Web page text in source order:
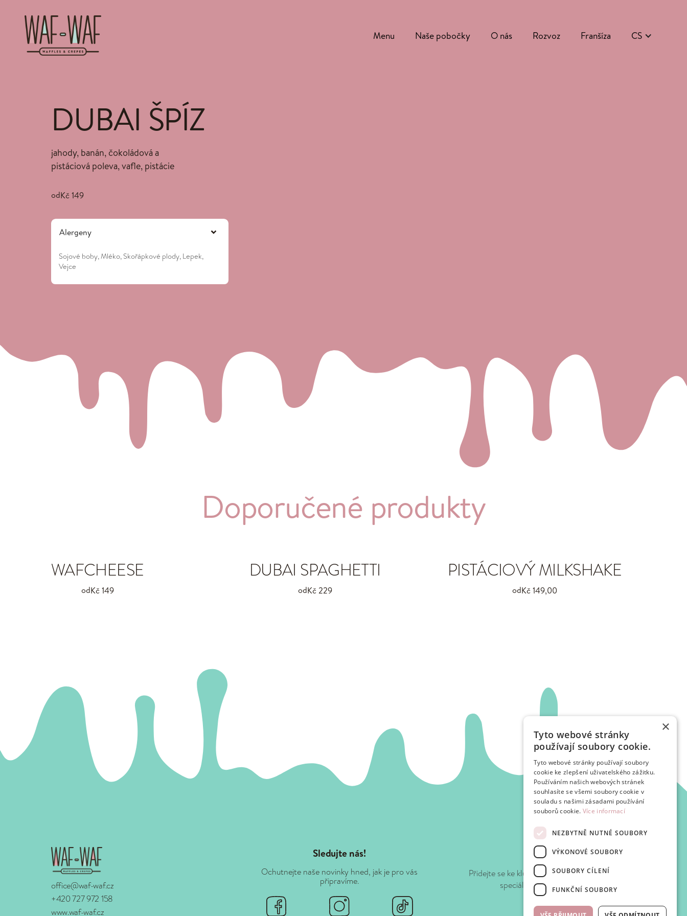
Menu Naše pobočky O nás Rozvoz Franšíza CS
DUBAI ŠPÍZ
jahody, banán, čokoládová a
pistáciová poleva, vafle, pistácie
odKč 149
Alergeny
Sojové boby, Mléko, Skořápkové plody, Lepek,
Vejce
Doporučené produkty
WAFCHEESE
odKč 149
DUBAI SPAGHETTI
odKč 229
PISTÁCIOVÝ MILKSHAKE
odKč 149,00
office@waf-waf.cz
+420 727 972 158
www.waf-waf.cz
Sledujte nás!
Ochutnejte naše novinky hned, jak je pro vás
připravíme.
Připojte se k WafClub
Přidejte se ke klubu Waf-Waf a získejte slevy a
speciální nabídky při každé návštěvě.
×
Tyto webové stránky
používají soubory cookie.
Tyto webové stránky používají soubory
cookie ke zlepšení uživatelského zážitku.
Používáním našich webových stránek
souhlasíte se všemi soubory cookie v
souladu s našimi zásadami používání
souborů cookie. Více informací
NEZBYTNĚ NUTNÉ SOUBORY
VÝKONOVÉ SOUBORY
SOUBORY CÍLENÍ
FUNKČNÍ SOUBORY